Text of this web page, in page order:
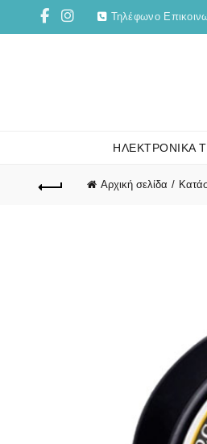
Τηλέφωνο
ΗΛΕΚΤΡΟΝΙΚΑ
Αρχική σελίδα